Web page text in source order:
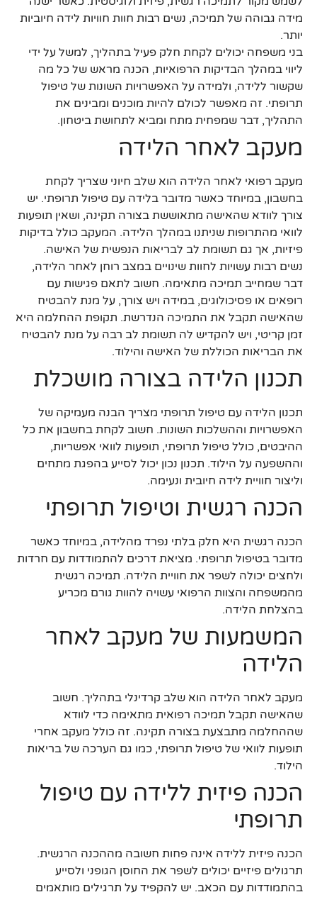
מידה גבוהה של תמיכה, נשים רבות חוות חוויות לידה חיוביות
יותר.
בני משפחה יכולים לקחת חלק פעיל בתהליך, למשל על ידי
ליווי במהלך הבדיקות הרפואיות, הכנה מראש של כל מה
שקשור ללידה, ולמידה על האפשרויות השונות של טיפול
תרופתי. זה מאפשר לכולם להיות מוכנים ומבינים את
התהליך, דבר שמפחית מתח ומביא לתחושת ביטחון.
מעקב לאחר הלידה
מעקב רפואי לאחר הלידה הוא שלב חיוני שצריך לקחת
בחשבון, במיוחד כאשר מדובר בלידה עם טיפול תרופתי. יש
צורך לוודא שהאישה מתאוששת בצורה תקינה, ושאין תופעות
לוואי מהתרופות שניתנו במהלך הלידה. המעקב כולל בדיקות
פיזיות, אך גם תשומת לב לבריאות הנפשית של האישה.
נשים רבות עשויות לחוות שינויים במצב רוחן לאחר הלידה,
דבר שמחייב תמיכה מתאימה. חשוב לתאם פגישות עם
רופאים או פסיכולוגים, במידה ויש צורך, על מנת להבטיח
שהאישה תקבל את התמיכה הנדרשת. תקופת ההחלמה היא
זמן קריטי, ויש להקדיש לה תשומת לב רבה על מנת להבטיח
את הבריאות הכוללת של האישה והילוד.
תכנון הלידה בצורה מושכלת
תכנון הלידה עם טיפול תרופתי מצריך הבנה מעמיקה של
האפשרויות וההשלכות השונות. חשוב לקחת בחשבון את כל
ההיבטים, כולל טיפול תרופתי, תופעות לוואי אפשריות,
וההשפעה על הילוד. תכנון נכון יכול לסייע בהפגת מתחים
וליצור חוויית לידה חיובית ונעימה.
הכנה רגשית וטיפול תרופתי
הכנה רגשית היא חלק בלתי נפרד מהלידה, במיוחד כאשר
מדובר בטיפול תרופתי. מציאת דרכים להתמודדות עם חרדות
ולחצים יכולה לשפר את חוויית הלידה. תמיכה רגשית
מהמשפחה והצוות הרפואי עשויה להוות גורם מכריע
בהצלחת הלידה.
המשמעות של מעקב לאחר
הלידה
מעקב לאחר הלידה הוא שלב קרדינלי בתהליך. חשוב
שהאישה תקבל תמיכה רפואית מתאימה כדי לוודא
שההחלמה מתבצעת בצורה תקינה. זה כולל מעקב אחרי
תופעות לוואי של טיפול תרופתי, כמו גם הערכה של בריאות
הילוד.
הכנה פיזית ללידה עם טיפול
תרופתי
הכנה פיזית ללידה אינה פחות חשובה מההכנה הרגשית.
תרגולים פיזיים יכולים לשפר את החוסן הגופני ולסייע
בהתמודדות עם הכאב. יש להקפיד על תרגילים מותאמים